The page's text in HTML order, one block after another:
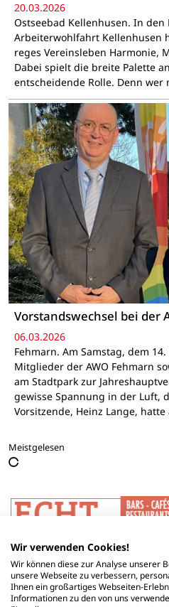
20.03.2026
Ostseebad Kellenhusen. In den
Arbeiterwohlfahrt Kellenhusen
reges Vereinsleben Harmonie,
Dabei spielt die breite Palette
entscheidende Rolle. Denn
Vorstandswechsel bei der
06.03.2026
Fehmarn. Am Samstag, dem
Mitglieder der AWO Fehmarn
am Stadtpark zur
gewisse Spannung in der Luft,
Vorsitzende, Heinz Lange,
Meistgelesen
Wir verwenden Cookies!
Wir können diese zur Analyse unserer
unsere Webseite zu verbessern,
Ihnen ein großartiges Webseiten-
Informationen zu den von uns